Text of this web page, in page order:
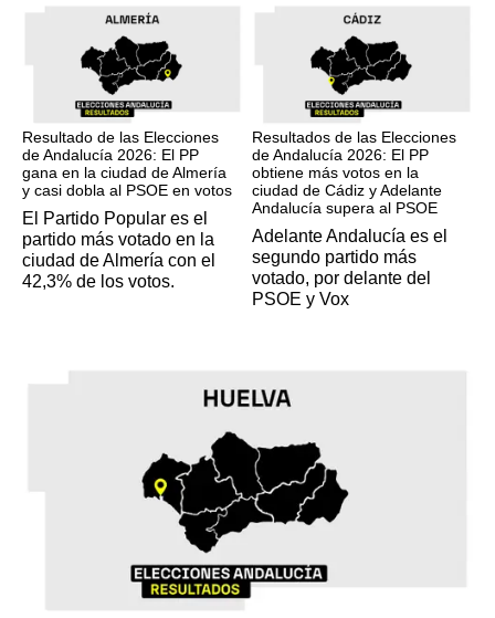
Resultado de las Elecciones
de Andalucía 2026: El PP
gana en la ciudad de Almería
y casi dobla al PSOE en votos
El Partido Popular es el
partido más votado en la
ciudad de Almería con el
42,3% de los votos.
Resultados de las Elecciones
de Andalucía 2026: El PP
obtiene más votos en la
ciudad de Cádiz y Adelante
Andalucía supera al PSOE
Adelante Andalucía es el
segundo partido más
votado, por delante del
PSOE y Vox